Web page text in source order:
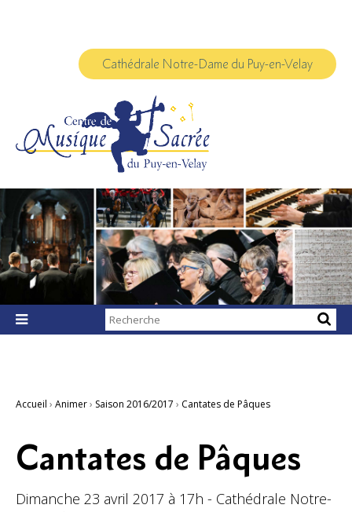
Cathédrale Notre-Dame du Puy-en-Velay

Chercher par
Recherche
Accueil › Animer› Saison 2016/2017 › Cantates de Pâques
Cantates de Pâques
Dimanche 23 avril 2017 à 17h - Cathédrale Notre-